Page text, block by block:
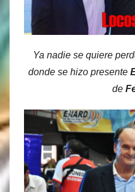
Ya nadie se quiere
donde se hizo presente
de